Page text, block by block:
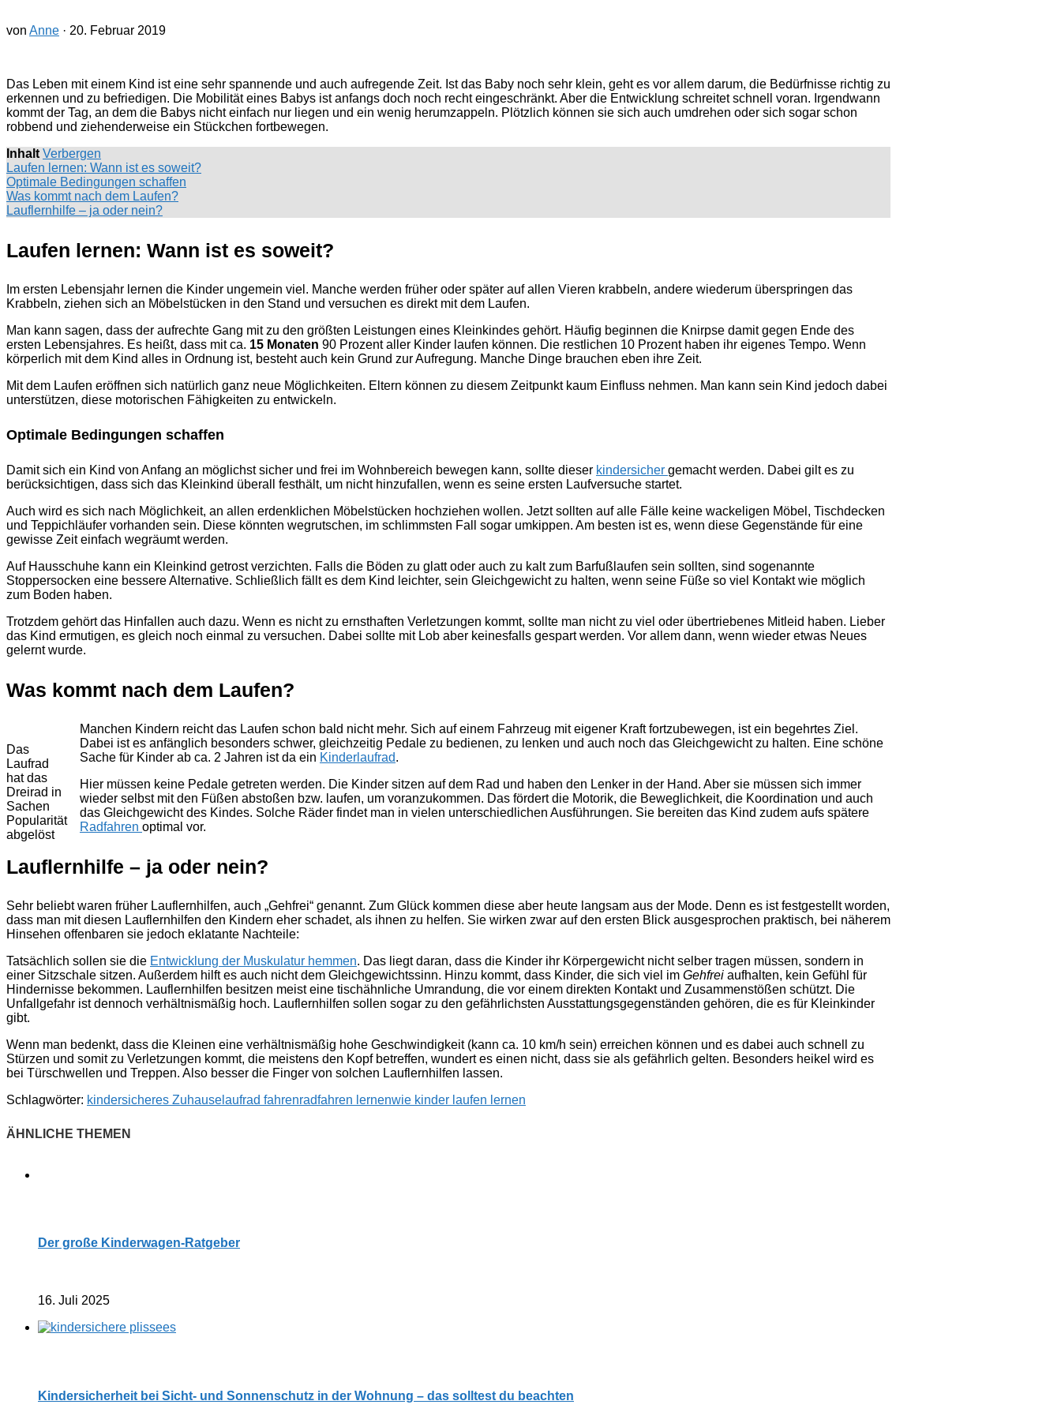
von Anne · 20. Februar 2019
Das Leben mit einem Kind ist eine sehr spannende und auch aufregende Zeit. Ist das Baby noch sehr klein, geht es vor allem darum, die Bedürfnisse richtig zu
erkennen und zu befriedigen. Die Mobilität eines Babys ist anfangs doch noch recht eingeschränkt. Aber die Entwicklung schreitet schnell voran. Irgendwann
kommt der Tag, an dem die Babys nicht einfach nur liegen und ein wenig herumzappeln. Plötzlich können sie sich auch umdrehen oder sich sogar schon
robbend und ziehenderweise ein Stückchen fortbewegen.
Inhalt Verbergen
Laufen lernen: Wann ist es soweit?
Optimale Bedingungen schaffen
Was kommt nach dem Laufen?
Lauflernhilfe – ja oder nein?
Laufen lernen: Wann ist es soweit?
Im ersten Lebensjahr lernen die Kinder ungemein viel. Manche werden früher oder später auf allen Vieren krabbeln, andere wiederum überspringen das
Krabbeln, ziehen sich an Möbelstücken in den Stand und versuchen es direkt mit dem Laufen.
Man kann sagen, dass der aufrechte Gang mit zu den größten Leistungen eines Kleinkindes gehört. Häufig beginnen die Knirpse damit gegen Ende des
ersten Lebensjahres. Es heißt, dass mit ca. 15 Monaten 90 Prozent aller Kinder laufen können. Die restlichen 10 Prozent haben ihr eigenes Tempo. Wenn
körperlich mit dem Kind alles in Ordnung ist, besteht auch kein Grund zur Aufregung. Manche Dinge brauchen eben ihre Zeit.
Mit dem Laufen eröffnen sich natürlich ganz neue Möglichkeiten. Eltern können zu diesem Zeitpunkt kaum Einfluss nehmen. Man kann sein Kind jedoch dabei
unterstützen, diese motorischen Fähigkeiten zu entwickeln.
Optimale Bedingungen schaffen
Damit sich ein Kind von Anfang an möglichst sicher und frei im Wohnbereich bewegen kann, sollte dieser kindersicher gemacht werden. Dabei gilt es zu
berücksichtigen, dass sich das Kleinkind überall festhält, um nicht hinzufallen, wenn es seine ersten Laufversuche startet.
Auch wird es sich nach Möglichkeit, an allen erdenklichen Möbelstücken hochziehen wollen. Jetzt sollten auf alle Fälle keine wackeligen Möbel, Tischdecken
und Teppichläufer vorhanden sein. Diese könnten wegrutschen, im schlimmsten Fall sogar umkippen. Am besten ist es, wenn diese Gegenstände für eine
gewisse Zeit einfach wegräumt werden.
Auf Hausschuhe kann ein Kleinkind getrost verzichten. Falls die Böden zu glatt oder auch zu kalt zum Barfußlaufen sein sollten, sind sogenannte
Stoppersocken eine bessere Alternative. Schließlich fällt es dem Kind leichter, sein Gleichgewicht zu halten, wenn seine Füße so viel Kontakt wie möglich
zum Boden haben.
Trotzdem gehört das Hinfallen auch dazu. Wenn es nicht zu ernsthaften Verletzungen kommt, sollte man nicht zu viel oder übertriebenes Mitleid haben. Lieber
das Kind ermutigen, es gleich noch einmal zu versuchen. Dabei sollte mit Lob aber keinesfalls gespart werden. Vor allem dann, wenn wieder etwas Neues
gelernt wurde.
Was kommt nach dem Laufen?
Das
Laufrad
hat das
Dreirad in
Sachen
Popularität
abgelöst
Manchen Kindern reicht das Laufen schon bald nicht mehr. Sich auf einem Fahrzeug mit eigener Kraft fortzubewegen, ist ein begehrtes Ziel.
Dabei ist es anfänglich besonders schwer, gleichzeitig Pedale zu bedienen, zu lenken und auch noch das Gleichgewicht zu halten. Eine schöne
Sache für Kinder ab ca. 2 Jahren ist da ein Kinderlaufrad.
Hier müssen keine Pedale getreten werden. Die Kinder sitzen auf dem Rad und haben den Lenker in der Hand. Aber sie müssen sich immer
wieder selbst mit den Füßen abstoßen bzw. laufen, um voranzukommen. Das fördert die Motorik, die Beweglichkeit, die Koordination und auch
das Gleichgewicht des Kindes. Solche Räder findet man in vielen unterschiedlichen Ausführungen. Sie bereiten das Kind zudem aufs spätere
Radfahren optimal vor.
Lauflernhilfe – ja oder nein?
Sehr beliebt waren früher Lauflernhilfen, auch „Gehfrei“ genannt. Zum Glück kommen diese aber heute langsam aus der Mode. Denn es ist festgestellt worden,
dass man mit diesen Lauflernhilfen den Kindern eher schadet, als ihnen zu helfen. Sie wirken zwar auf den ersten Blick ausgesprochen praktisch, bei näherem
Hinsehen offenbaren sie jedoch eklatante Nachteile:
Tatsächlich sollen sie die Entwicklung der Muskulatur hemmen. Das liegt daran, dass die Kinder ihr Körpergewicht nicht selber tragen müssen, sondern in
einer Sitzschale sitzen. Außerdem hilft es auch nicht dem Gleichgewichtssinn. Hinzu kommt, dass Kinder, die sich viel im Gehfrei aufhalten, kein Gefühl für
Hindernisse bekommen. Lauflernhilfen besitzen meist eine tischähnliche Umrandung, die vor einem direkten Kontakt und Zusammenstößen schützt. Die
Unfallgefahr ist dennoch verhältnismäßig hoch. Lauflernhilfen sollen sogar zu den gefährlichsten Ausstattungsgegenständen gehören, die es für Kleinkinder
gibt.
Wenn man bedenkt, dass die Kleinen eine verhältnismäßig hohe Geschwindigkeit (kann ca. 10 km/h sein) erreichen können und es dabei auch schnell zu
Stürzen und somit zu Verletzungen kommt, die meistens den Kopf betreffen, wundert es einen nicht, dass sie als gefährlich gelten. Besonders heikel wird es
bei Türschwellen und Treppen. Also besser die Finger von solchen Lauflernhilfen lassen.
Schlagwörter: kindersicheres Zuhause laufrad fahrenradfahren lernenwie kinder laufen lernen
Der große Kinderwagen-Ratgeber
16. Juli 2025
Kindersicherheit bei Sicht- und Sonnenschutz in der Wohnung – das solltest du beachten